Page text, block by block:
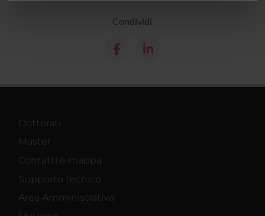
nostri partner che si occupano di analisi dei dati web,
con altre informazioni che hai fornito loro o che hanno
Condividi
Dottorati
Master
Contatti e mappa
Supporto tecnico
Area Amministrativa